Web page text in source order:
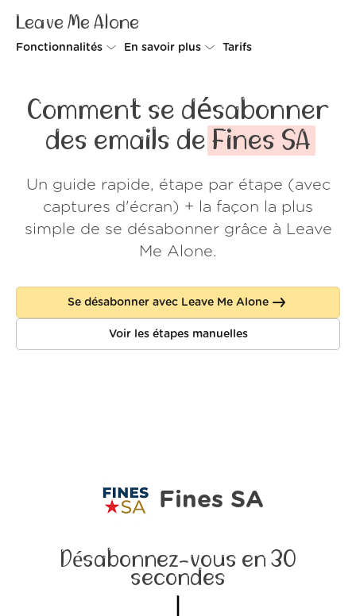
Leave Me Alone
Fonctionnalités
Spam Blocker
Ne pas déranger
En savoir plus
Comment ça fonctionne
Sécurité
Preuves d'amour
FAQ
Tarifs
Comment se désabonner
des emails de Fines SA
Un guide rapide, étape par étape (avec
captures d'écran) + la façon la plus
simple de se désabonner grâce à Leave
Me Alone.
Se désabonner avec Leave Me Alone
Voir les étapes manuelles
Fines SA
Désabonnez-vous en 30
secondes